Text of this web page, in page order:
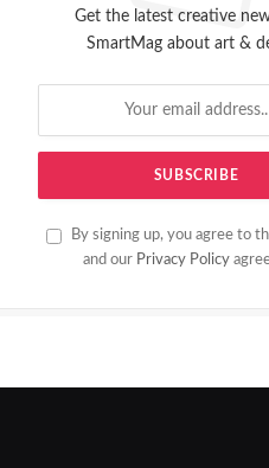
Get the latest creative
SmartMag about art &
By signing up, you agree to
and our Privacy Policy